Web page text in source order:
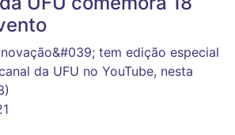
tem edição especial
da UFU no YouTube, nesta